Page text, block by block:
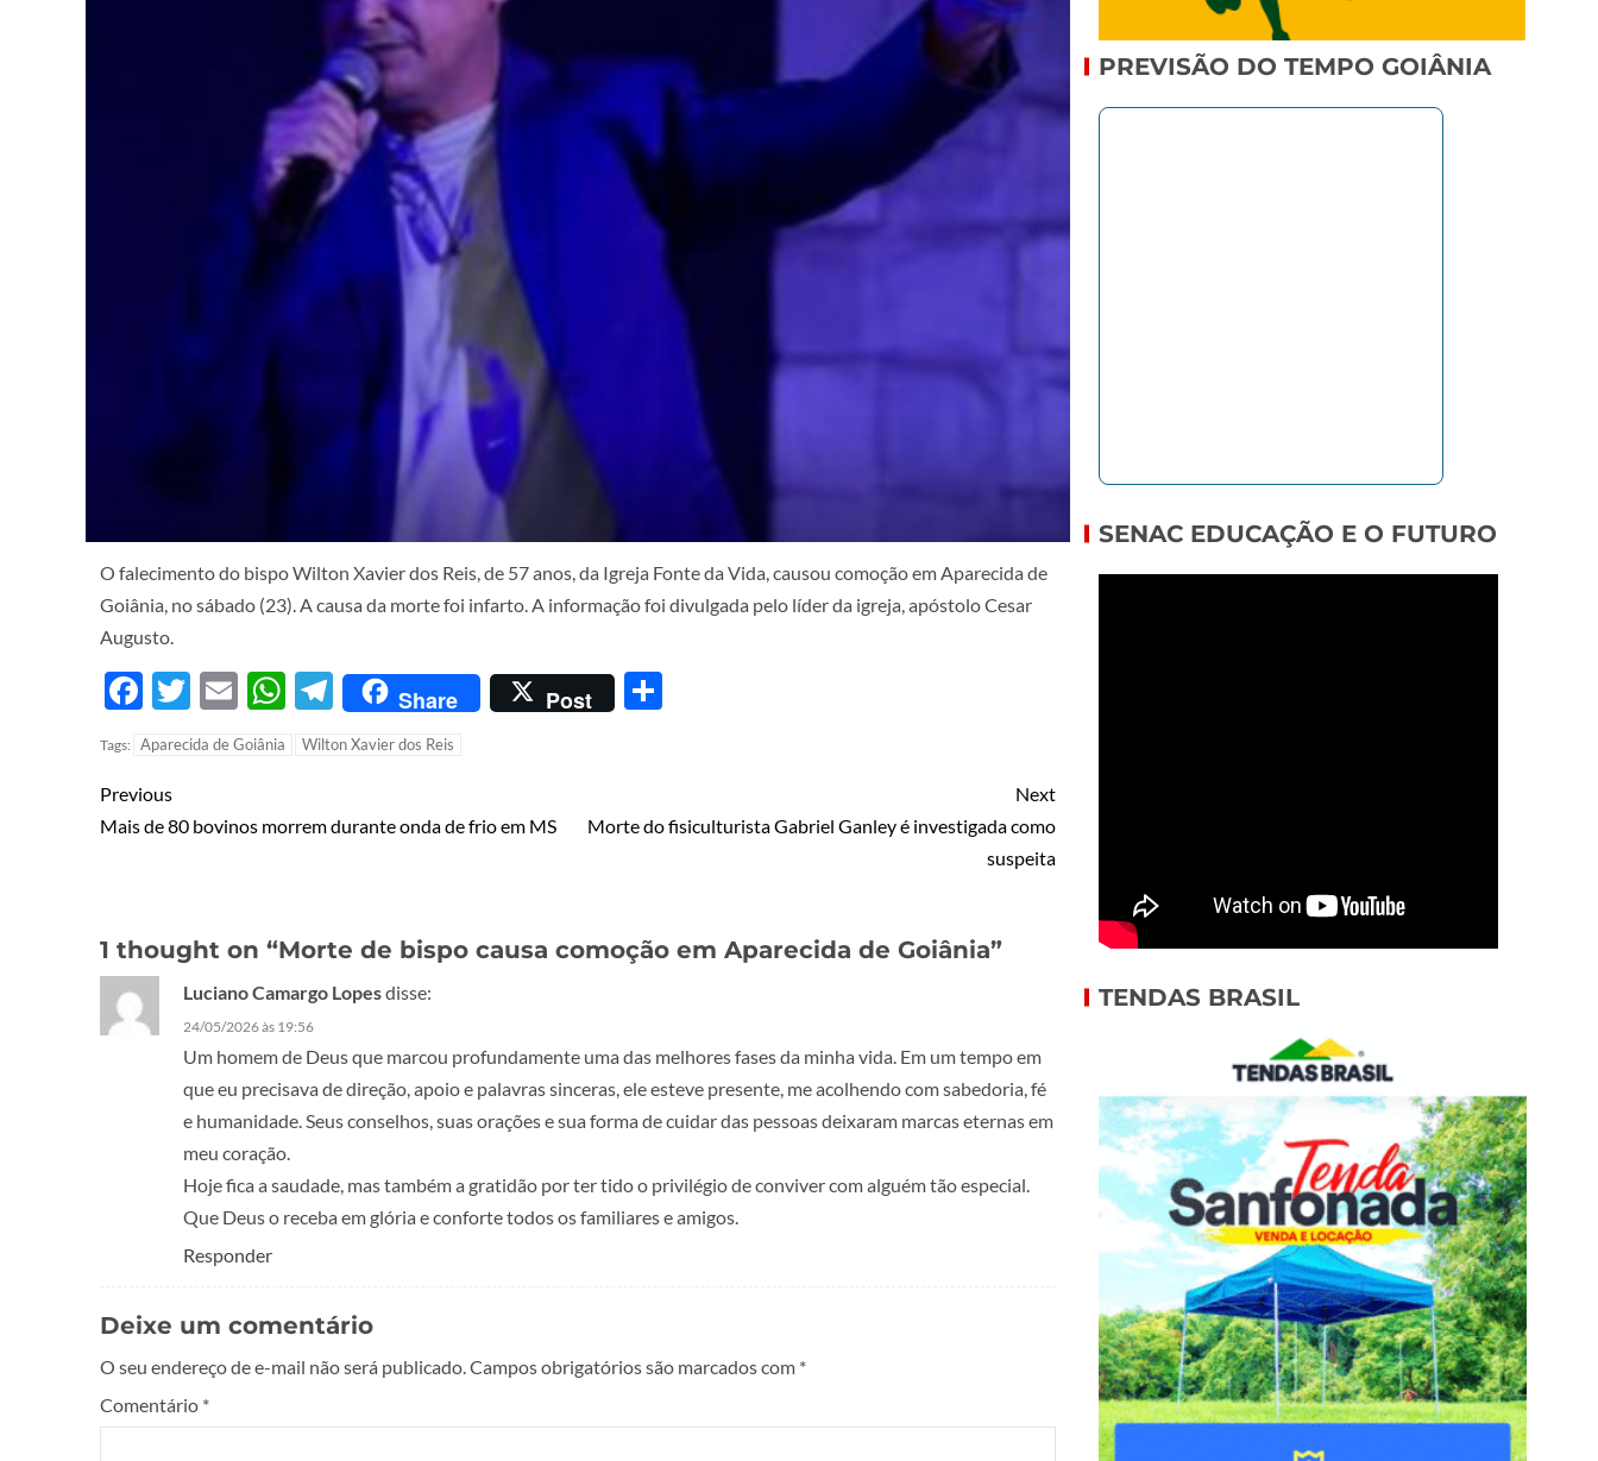
O falecimento do bispo Wilton Xavier dos Reis, de 57 anos, da Igreja Fonte da Vida, causou comoção em Aparecida de
Goiânia, no sábado (23). A causa da morte foi infarto. A informação foi divulgada pelo líder da igreja, apóstolo Cesar
Augusto.
Facebook
Twitter
EmailWhatsApp
Telegram
Share Post
Tags: Aparecida de Goiânia Wilton Xavier dos Reis
Previous
Mais de 80 bovinos morrem durante onda de frio em MS
Next
Morte do fisiculturista Gabriel Ganley é investigada como
suspeita
1 thought on “Morte de bispo causa comoção em Aparecida de Goiânia”
Luciano Camargo Lopesdisse:
24/05/2026 às 19:56
Um homem de Deus que marcou profundamente uma das melhores fases da minha vida. Em um tempo em
que eu precisava de direção, apoio e palavras sinceras, ele esteve presente, me acolhendo com sabedoria, fé
e humanidade. Seus conselhos, suas orações e sua forma de cuidar das pessoas deixaram marcas eternas em
meu coração.
Hoje fica a saudade, mas também a gratidão por ter tido o privilégio de conviver com alguém tão especial.
Que Deus o receba em glória e conforte todos os familiares e amigos.
Responder
Deixe um comentário
O seu endereço de e-mail não será publicado.Campos obrigatórios são marcados com *
Comentário *
PREVISÃO DO TEMPO GOIÂNIA
SENAC EDUCAÇÃO E O FUTURO
TENDAS BRASIL